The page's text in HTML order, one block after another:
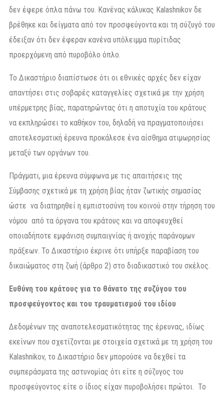
δεν έφερε όπλα πάνω του. Κανένας κάλυκας Kalashnikov δε
βρέθηκε και δείγματα από τον προσφεύγοντα και τη σύζυγό του
έδειξαν ότι δεν έφεραν κανένα υπόλειμμα πυρίτιδας
προερχόμενη από πυροβόλο όπλο.
Το Δικαστήριο διαπίστωσε ότι οι εθνικές αρχές δεν είχαν
απαντήσει στις σοβαρές καταγγελίες σχετικά με την χρήση
υπέρμετρης βίας, παρατηρώντας ότι η αποτυχία του κράτους
να εκπληρώσει το καθήκον του, δηλαδή να πραγματοποιήσει
αποτελεσματική έρευνα προκάλεσε ένα αίσθημα ατιμωρησίας
μεταξύ των οργάνων του.
Πράγματι, μια έρευνα σύμφωνα με τις απαιτήσεις της
Σύμβασης σχετικά με τη χρήση βίας ήταν ζωτικής σημασίας
ώστε να διατηρηθεί η εμπιστοσύνη του κοινού στην τήρηση του
νόμου από τα όργανα του κράτους και να αποφευχθεί
οποιαδήποτε εμφάνιση συμπαιγνίας ή ανοχής παράνομων
πράξεων. Το Δικαστήριο έκρινε ότι υπήρξε παραβίαση του
δικαιώματος στη ζωή (άρθρο 2) στο διαδικαστικό του σκέλος.
Ευθύνη του κράτους για το θάνατο της συζύγου του
προσφεύγοντος και του τραυματισμού του ιδίου
Δεδομένων της αναποτελεσματικότητας της έρευνας, ιδίως
εκείνων που σχετίζονται με στοιχεία σχετικά με τη χρήση του
Kalashnikov, το Δικαστήριο δεν μπορούσε να δεχθεί τα
συμπεράσματα της αστυνομίας ότι είτε η σύζυγος του
προσφεύγοντος είτε ο ίδιος είχαν πυροβολήσει πρώτοι. Το